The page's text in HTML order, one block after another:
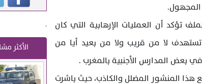
المجهول.
تؤكد أن العمليات الإرهابية التي كان
تستهدف لا من قريب ولا من بعيد أيا من
بعض المدارس الأجنبية بالمغرب .
هذا المنشور المضلل والكاذب، حيث باشرت
.
الأكثر